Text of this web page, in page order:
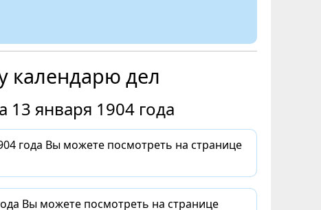
календарю дел
13 января 1904 года
года Вы можете посмотреть на странице
Вы можете посмотреть на странице